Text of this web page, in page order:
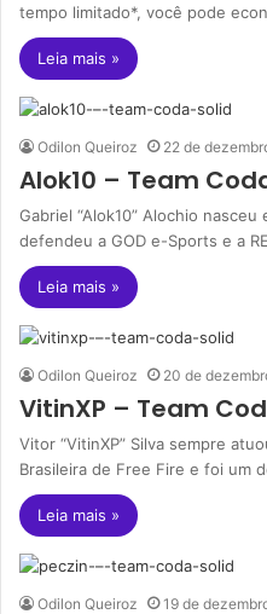
tempo limitado*, você pode
Leia mais »
Odilon Queiroz 22 de
Alok10 – Team
Gabriel “Alok10” Alochio
defendeu a GOD e-Sports e a
Leia mais »
Odilon Queiroz 20 de
VitinXP – Team
Vitor “VitinXP” Silva sempre
Brasileira de Free Fire e foi um
Leia mais »
Odilon Queiroz 19 de